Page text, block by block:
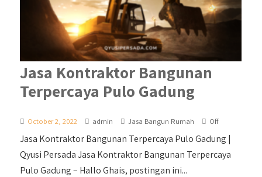
Jasa Kontraktor Bangunan
Terpercaya Pulo Gadung
October 2, 2022 admin Jasa Bangun Rumah Off
Jasa Kontraktor Bangunan Terpercaya Pulo Gadung |
Qyusi Persada Jasa Kontraktor Bangunan Terpercaya
Pulo Gadung – Hallo Ghais, postingan ini...